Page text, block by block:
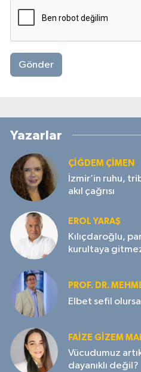
Gönder
Yazarlar
ÇIĞDEM ÇIMEN
İzmir’in ruhu,
akıl çağrısı
EROL YARAŞ
Kılıçdaroğlu,
kurultaya
PROF. DR.
Elbet sefil
FAIZE GIZEM
Vücudumuz
dayanıklı değil?